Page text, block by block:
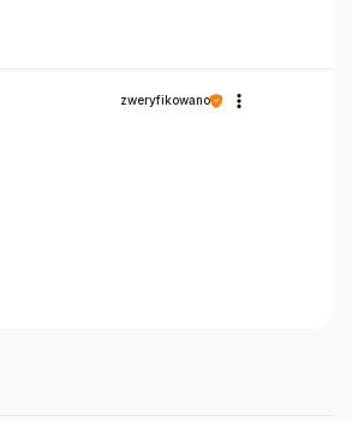
zweryfikowano